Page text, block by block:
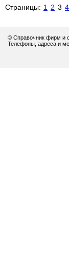
Страницы: 1 2 3 4
© Справочник фирм и
Телефоны, адреса и